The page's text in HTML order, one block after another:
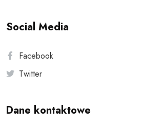
Social Media
Facebook
Twitter
Dane kontaktowe